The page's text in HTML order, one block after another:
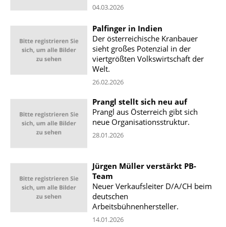
04.03.2026
Palfinger in Indien
Der österreichische Kranbauer
sieht großes Potenzial in der
viertgrößten Volkswirtschaft der
Welt.
26.02.2026
Prangl stellt sich neu auf
Prangl aus Österreich gibt sich
neue Organisationsstruktur.
28.01.2026
Jürgen Müller verstärkt PB-
Team
Neuer Verkaufsleiter D/A/CH beim
deutschen
Arbeitsbühnenhersteller.
14.01.2026